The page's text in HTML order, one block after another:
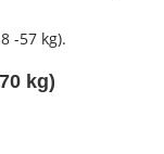
-57 kg).
kg)